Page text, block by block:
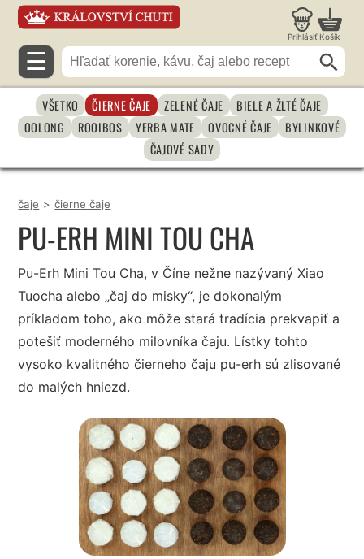
Prihlásiť Košík
☰
VŠETKO ČIERNE ČAJE ZELENÉ ČAJE
BIELE A ŽLTÉ ČAJE
OOLONG
ROOIBOS YERBA MATE OVOCNÉ ČAJE
BYLINKOVÉ
ČAJOVÉ SADY
čaje > čierne čaje
PU-ERH MINI TOU CHA
Pu-Erh Mini Tou Cha, v Číne nežne nazývaný Xiao
Tuocha alebo „čaj do misky“, je dokonalým
príkladom toho, ako môže stará tradícia prekvapiť a
potešiť moderného milovníka čaju. Lístky tohto
vysoko kvalitného čierneho čaju pu-erh sú zlisované
do malých hniezd.